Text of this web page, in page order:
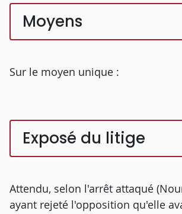
Moyens
Sur le moyen unique :
Exposé du litige
Attendu, selon l'arrêt attaqué
ayant rejeté l'opposition qu'elle